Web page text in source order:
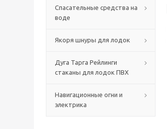
Спасательные средства на
воде
Якоря шнуры для лодок
Дуга Тарга Рейлинги
стаканы для лодок ПВХ
Навигационные огни и
электрика